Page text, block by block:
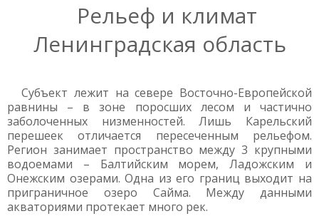
Рельеф и климат
Ленинградская область
Субъект лежит на севере Восточно-Европейской
равнины – в зоне поросших лесом и частично
заболоченных низменностей. Лишь Карельский
перешеек отличается пересеченным рельефом.
Регион занимает пространство между 3 крупными
водоемами – Балтийским морем, Ладожским и
Онежским озерами. Одна из его границ выходит на
приграничное озеро Сайма. Между данными
акваториями протекает много рек.